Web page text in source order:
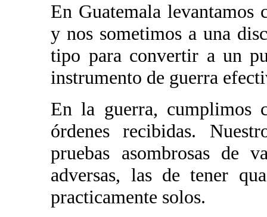
En Guatemala levantamos
y nos sometimos a una
tipo para convertir a un
instrumento de guerra
En la guerra, cumplimos
órdenes recibidas.
pruebas asombrosas de
adversas, las de tener
practicamente solos.